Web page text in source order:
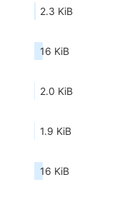
2.3 KiB
16 KiB
2.0 KiB
1.9 KiB
16 KiB